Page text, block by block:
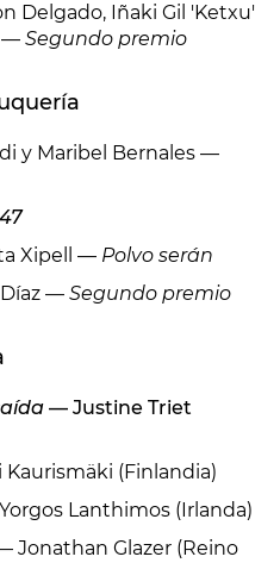
Delgado, Iñaki Gil 'Ketxu'
— Segundo premio
y Maribel Bernales —
Xipell — Polvo serán
Díaz — Segundo premio
— Justine Triet
(Finlandia)
Lanthimos (Irlanda)
Jonathan Glazer (Reino